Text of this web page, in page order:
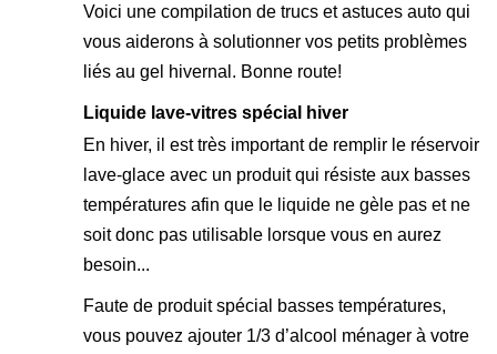
Voici une compilation de trucs et astuces auto qui
vous aiderons à solutionner vos petits problèmes
liés au gel hivernal. Bonne route!
Liquide lave-vitres spécial hiver
En hiver, il est très important de remplir le réservoir
lave-glace avec un produit qui résiste aux basses
températures afin que le liquide ne gèle pas et ne
soit donc pas utilisable lorsque vous en aurez
besoin...
Faute de produit spécial basses températures,
vous pouvez ajouter 1/3 d’alcool ménager à votre